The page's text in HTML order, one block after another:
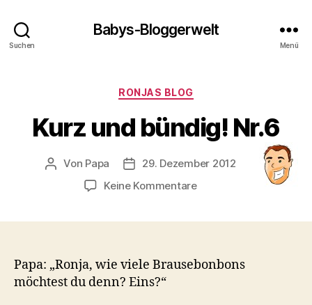
Suchen
Babys-Bloggerwelt
Menü
Kategorien
RONJAS BLOG
Kurz und bündig! Nr.6
Beitragsautor
Von Papa Veröffentlichungsdatum
29. Dezember 2012
Keine Kommentarezu
Papa: „Ronja, wie viele Brausebonbons
möchtest du denn? Eins?“